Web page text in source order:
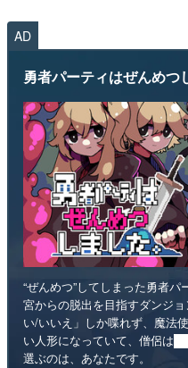
AD
勇者パーティはぜんめつ
“ぜんめつ”してしまった勇者
宮からの脱出を目指すダンジ
い/いいえ」しか喋れず、魔法
い人形になっていて、僧侶は
選ぶのは、あなたです。